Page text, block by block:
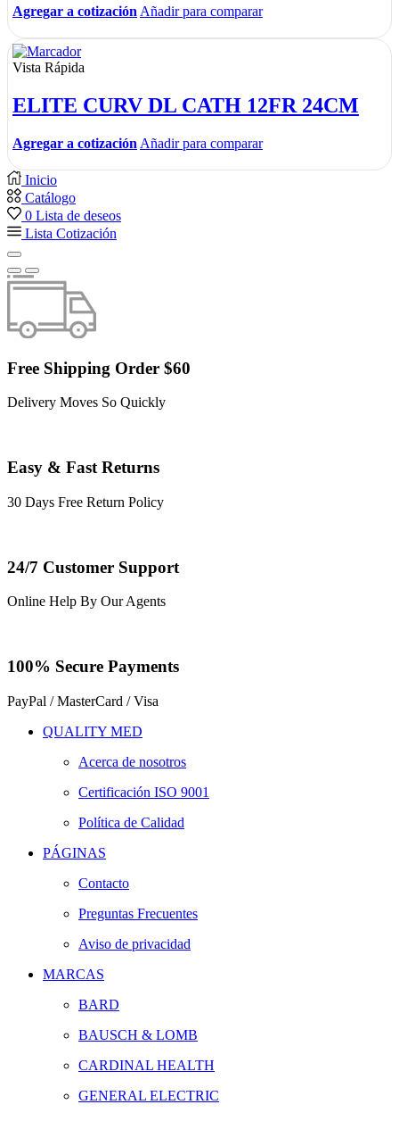
Agregar a cotización Añadir para comparar
Vista Rápida
ELITE CURV DL CATH 12FR 24CM
Agregar a cotización Añadir para comparar
Inicio
Catálogo
0 Lista de deseos
Lista Cotización
Free Shipping Order $60
Delivery Moves So Quickly
Easy & Fast Returns
30 Days Free Return Policy
24/7 Customer Support
Online Help By Our Agents
100% Secure Payments
PayPal / MasterCard / Visa
QUALITY MED
Acerca de nosotros
Certificación ISO 9001
Política de Calidad
PÁGINAS
Contacto
Preguntas Frecuentes
Aviso de privacidad
MARCAS
BARD
BAUSCH & LOMB
CARDINAL HEALTH
GENERAL ELECTRIC